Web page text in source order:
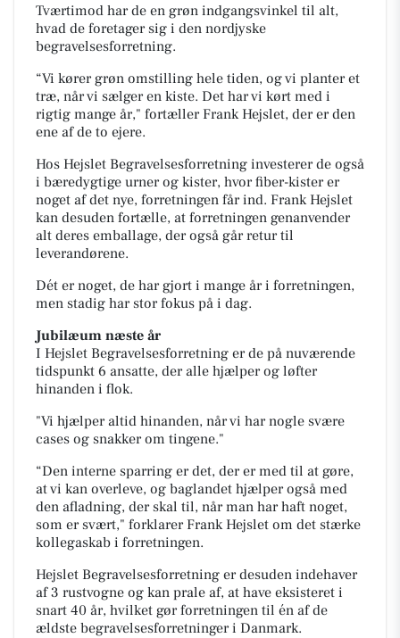
Tværtimod har de en grøn indgangsvinkel til alt,
hvad de foretager sig i den nordjyske
begravelsesforretning.
“Vi kører grøn omstilling hele tiden, og vi planter et
træ, når vi sælger en kiste. Det har vi kørt med i
rigtig mange år," fortæller Frank Hejslet, der er den
ene af de to ejere.
Hos Hejslet Begravelsesforretning investerer de også
i bæredygtige urner og kister, hvor fiber-kister er
noget af det nye, forretningen får ind. Frank Hejslet
kan desuden fortælle, at forretningen genanvender
alt deres emballage, der også går retur til
leverandørene.
Dét er noget, de har gjort i mange år i forretningen,
men stadig har stor fokus på i dag.
Jubilæum næste år
I Hejslet Begravelsesforretning er de på nuværende
tidspunkt 6 ansatte, der alle hjælper og løfter
hinanden i flok.
"Vi hjælper altid hinanden, når vi har nogle svære
cases og snakker om tingene."
“Den interne sparring er det, der er med til at gøre,
at vi kan overleve, og baglandet hjælper også med
den afladning, der skal til, når man har haft noget,
som er svært," forklarer Frank Hejslet om det stærke
kollegaskab i forretningen.
Hejslet Begravelsesforretning er desuden indehaver
af 3 rustvogne og kan prale af, at have eksisteret i
snart 40 år, hvilket gør forretningen til én af de
ældste begravelsesforretninger i Danmark.